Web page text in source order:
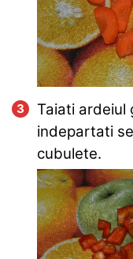
Taiati ardeiul
indepartati
cubulete.